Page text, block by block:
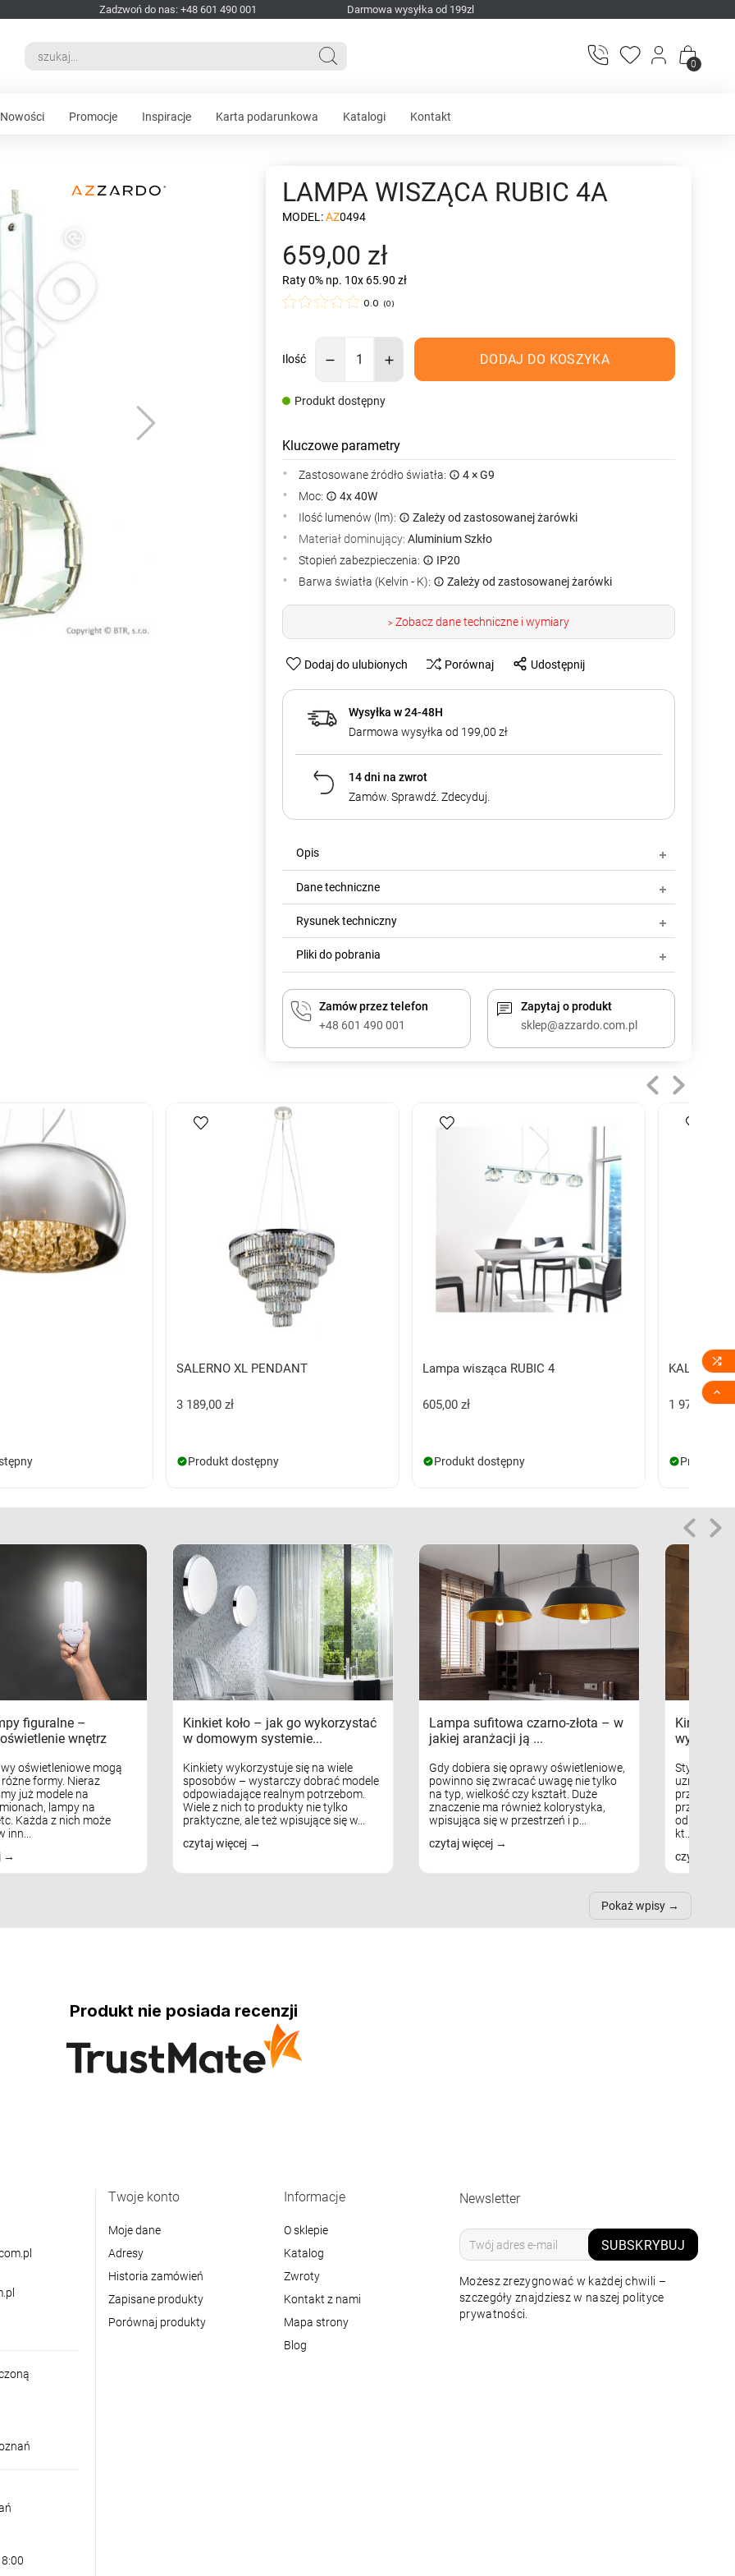
Zadzwoń do nas: +48 601 490 001 Darmowa wysyłka od 199zl
0
Nowości Promocje Inspiracje Karta podarunkowa Katalogi Kontakt
LAMPA WISZĄCA RUBIC 4A
MODEL:AZ0494
659,00 zł
Raty 0% np. 10x 65.90 zł
0.0 (0)
Ilość DODAJ DO KOSZYKA
Produkt dostępny
Kluczowe parametry
Zastosowane źródło światła:
4 × G9
Moc:
4x 40W
Ilość lumenów (lm):
Zależy od zastosowanej żarówki
Materiał dominujący: Aluminium Szkło
Stopień zabezpieczenia:
IP20
Barwa światła (Kelvin - K):
Zależy od zastosowanej żarówki
> Zobacz dane techniczne i wymiary
Dodaj do ulubionych Porównaj Udostępnij
Wysyłka w 24-48H
Darmowa wysyłka od 199,00 zł
14 dni na zwrot
Zamów. Sprawdź. Zdecyduj.
Opis
Dane techniczne
Rysunek techniczny
Pliki do pobrania
Zamów przez telefon
+48 601 490 001
Zapytaj o produkt
sklep@azzardo.com.pl
SALERNO XL PENDANT
3 189,00 zł
Produkt dostępny
Lampa wisząca RUBIC 4
605,00 zł
Produkt dostępny
KALABRIA
1 979,00 zł
Produkt
figuralne –
wnętrz
oświetleniowe mogą
formy. Nieraz
już modele na
lampy na
Każda z nich może
Kinkiet koło – jak go wykorzystać
w domowym systemie...
Kinkiety wykorzystuje się na wiele
sposobów – wystarczy dobrać modele
odpowiadające realnym potrzebom.
Wiele z nich to produkty nie tylko
praktyczne, ale też wpisujące się w...
czytaj więcej
Lampa sufitowa czarno-złota – w
jakiej aranżacji ją ...
Gdy dobiera się oprawy oświetleniowe,
powinno się zwracać uwagę nie tylko
na typ, wielkość czy kształt. Duże
znaczenie ma również kolorystyka,
wpisująca się w przestrzeń i p...
czytaj więcej
Kinkiety
Styl
uznaniem
kt...
czytaj
Pokaż wpisy
Produkt nie posiada recenzji
Twoje konto
Moje dane
Adresy
Historia zamówień
Zapisane produkty
Porównaj produkty
Informacje
O sklepie
Katalog
Zwroty
Kontakt z nami
Mapa strony
Blog
Newsletter
SUBSKRYBUJ
Możesz zrezygnować w każdej chwili –
szczegóły znajdziesz w naszej polityce
prywatności.

